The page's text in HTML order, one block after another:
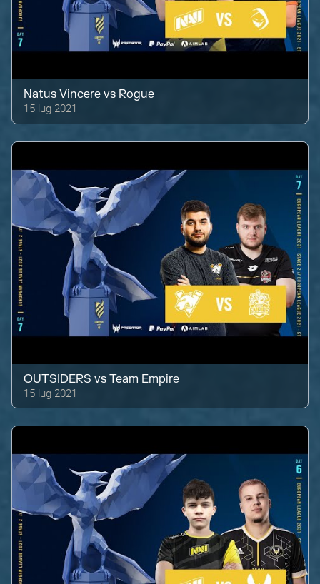
Natus Vincere vs Rogue
15 lug 2021
OUTSIDERS vsTeam Empire
15 lug 2021